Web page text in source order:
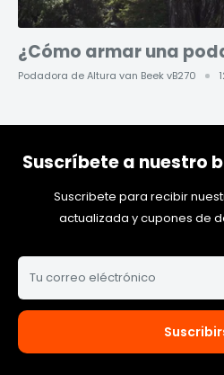
¿Cómo armar una
Podadora de Altura van Beek vB270
Suscríbete a nuestro
Suscribete para recibir
actualizada y cupones de
Tu correo eléctrónico